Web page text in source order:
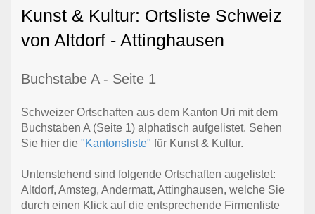
Kunst & Kultur: Ortsliste Schweiz
von Altdorf - Attinghausen
Buchstabe A - Seite 1
Schweizer Ortschaften aus dem Kanton Uri mit dem
Buchstaben A (Seite 1) alphatisch aufgelistet. Sehen
Sie hier die "Kantonsliste" für Kunst & Kultur.
Untenstehend sind folgende Ortschaften augelistet:
Altdorf, Amsteg, Andermatt, Attinghausen, welche Sie
durch einen Klick auf die entsprechende Firmenliste